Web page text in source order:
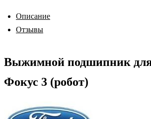
Описание
Отзывы
Выжимной подшипник
Фокус 3 (робот)